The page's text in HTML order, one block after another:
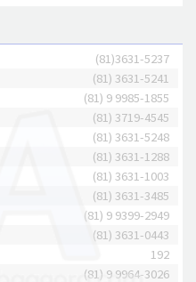
(81)3631-5237
(81) 3631-5241
(81) 9 9985-1855
(81) 3719-4545
(81) 3631-5248
(81) 3631-1288
(81) 3631-1003
(81) 3631-3485
(81) 9 9399-2949
(81) 3631-0443
192
(81) 9 9964-3026